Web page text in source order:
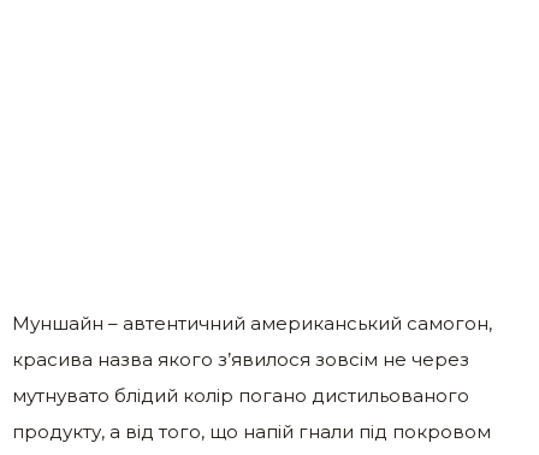
Муншайн – автентичний американський самогон,
красива назва якого з’явилося зовсім не через
мутнувато блідий колір погано дистильованого
продукту, а від того, що напій гнали під покровом